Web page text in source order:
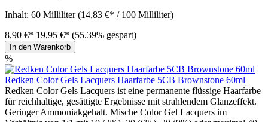
Inhalt: 60 Milliliter(14,83 €* / 100 Milliliter)
8,90 €* 19,95 €* (55.39% gespart)
In den Warenkorb
%
Redken Color Gels Lacquers Haarfarbe 5CB Brownstone 60ml
Redken Color Gels Lacquers ist eine permanente flüssige Haarfarbe
für reichhaltige, gesättigte Ergebnisse mit strahlendem Glanzeffekt.
Geringer Ammoniakgehalt. Mische Color Gel Lacquers im